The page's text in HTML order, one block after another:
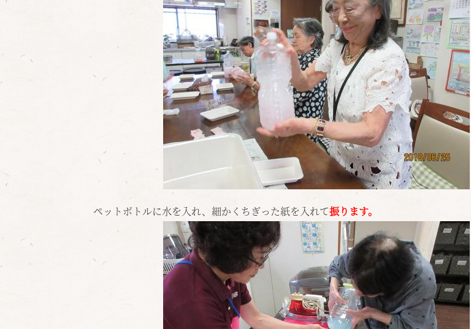
ペットボトルに水を入れ、細かくちぎった紙を入れて振ります。